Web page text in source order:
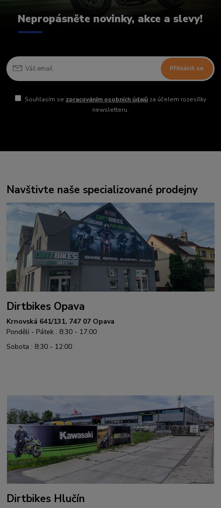
Nepropásněte novinky, akce a slevy!
Přihlásit se
Souhlasím se zpracováním osobních údajůza účelem rozesílky
newsletteru.
Navštivte naše specializované prodejny
Dirtbikes Opava
Krnovská 641/131, 747 07 Opava
Pondělí - Pátek : 8:30 - 17:00
Sobota : 8:30 - 12:00
Dirtbikes Hlučín